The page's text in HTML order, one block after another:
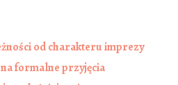
od charakteru imprezy
formalne przyjęcia